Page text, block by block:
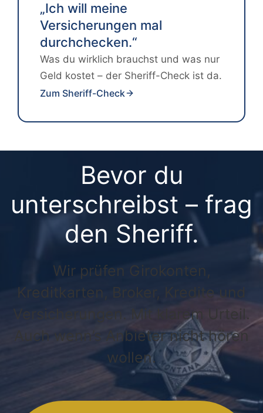
„Ich will meine
Versicherungen mal
durchchecken.“
Was du wirklich brauchst und was nur
Geld kostet – der Sheriff-Check ist da.
Zum Sheriff-Check
Bevor du
unterschreibst – frag
den Sheriff.
Wir prüfen Girokonten,
Kreditkarten, Broker, Kredite und
Versicherungen. Mit klarem Urteil.
Auch wenn’s Anbieter nicht hören
wollen.